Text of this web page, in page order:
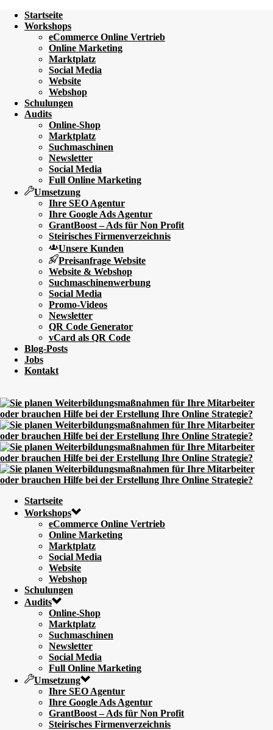
Startseite
Workshops
eCommerce Online Vertrieb
Online Marketing
Marktplatz
Social Media
Website
Webshop
Schulungen
Audits
Online-Shop
Marktplatz
Suchmaschinen
Newsletter
Social Media
Full Online Marketing
Umsetzung
Ihre SEO Agentur
Ihre Google Ads Agentur
GrantBoost – Ads für Non Profit
Steirisches Firmenverzeichnis
Unsere Kunden
Preisanfrage Website
Website & Webshop
Suchmaschinenwerbung
Social Media
Promo-Videos
Newsletter
QR Code Generator
vCard als QR Code
Blog-Posts
Jobs
Kontakt
Startseite
Workshops
eCommerce Online Vertrieb
Online Marketing
Marktplatz
Social Media
Website
Webshop
Schulungen
Audits
Online-Shop
Marktplatz
Suchmaschinen
Newsletter
Social Media
Full Online Marketing
Umsetzung
Ihre SEO Agentur
Ihre Google Ads Agentur
GrantBoost – Ads für Non Profit
Steirisches Firmenverzeichnis